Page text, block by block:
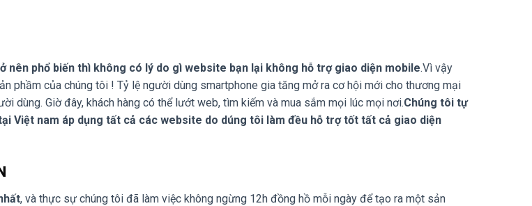
nên phổ biến thì không có lý do gì website bạn lại không hỗ trợ giao diện mobile.Vì vậy
phầm của chúng tôi ! Tỷ lệ người dùng smartphone gia tăng mở ra cơ hội mới cho thương mại
dùng. Giờ đây, khách hàng có thể lướt web, tìm kiếm và mua sắm mọi lúc mọi nơi.Chúng tôi tự
Việt nam áp dụng tất cả các website do dúng tôi làm đều hỗ trợ tốt tất cả giao diện
, và thực sự chúng tôi đã làm việc không ngừng 12h đồng hồ mỗi ngày để tạo ra một sản